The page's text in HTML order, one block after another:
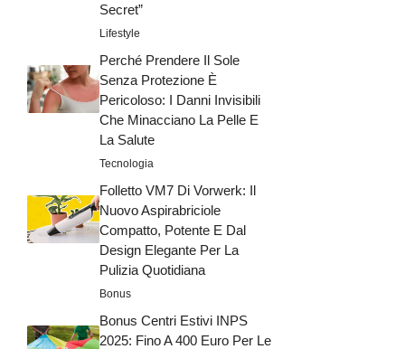
Secret”
Lifestyle
Perché Prendere Il Sole
Senza Protezione È
Pericoloso: I Danni Invisibili
Che Minacciano La Pelle E
La Salute
Tecnologia
Folletto VM7 Di Vorwerk: Il
Nuovo Aspirabriciole
Compatto, Potente E Dal
Design Elegante Per La
Pulizia Quotidiana
Bonus
Bonus Centri Estivi INPS
2025: Fino A 400 Euro Per Le